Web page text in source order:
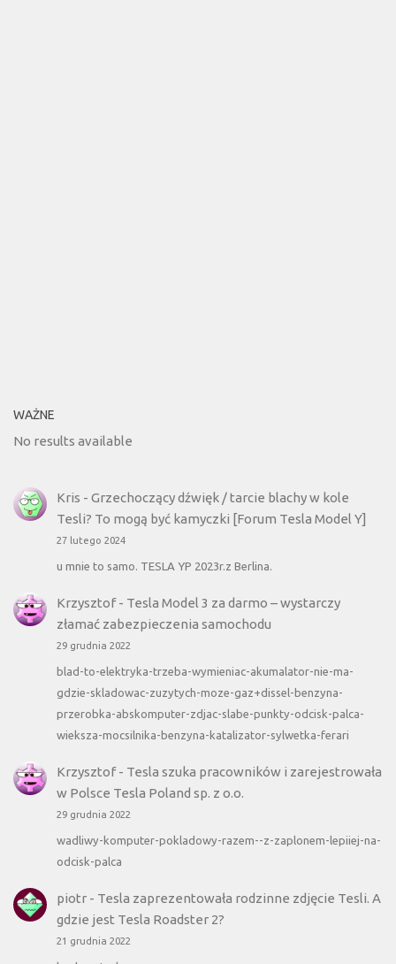
WAŻNE
No results available
Kris - Grzechoczący dźwięk / tarcie blachy w kole
Tesli? To mogą być kamyczki [Forum Tesla Model Y]
27 lutego 2024
u mnie to samo. TESLA YP 2023r.z Berlina.
Krzysztof- Tesla Model 3 za darmo – wystarczy
złamać zabezpieczenia samochodu
29 grudnia 2022
blad-to-elektryka-trzeba-wymieniac-akumalator-nie-ma-
gdzie-skladowac-zuzytych-moze-gaz+dissel-benzyna-
przerobka-abskomputer-zdjac-slabe-punkty-odcisk-palca-
wieksza-mocsilnika-benzyna-katalizator-sylwetka-ferari
Krzysztof- Tesla szuka pracowników i zarejestrowała
w Polsce Tesla Poland sp. z o.o.
29 grudnia 2022
wadliwy-komputer-pokladowy-razem--z-zaplonem-lepiiej-na-
odcisk-palca
piotr- Tesla zaprezentowała rodzinne zdjęcie Tesli. A
gdzie jest Tesla Roadster 2?
21 grudnia 2022